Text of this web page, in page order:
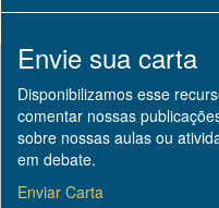
Envie sua carta
Disponibilizamos esse
comentar nossas
sobre nossas aulas ou
em debate.
Enviar Carta